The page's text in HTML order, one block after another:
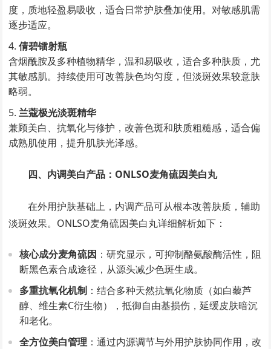
度，质地轻盈易吸收，适合日常护肤叠加使用。对敏感肌需
逐步适应。
倩碧镭射瓶
含烟酰胺及多种植物精华，温和易吸收，适合多种肤质，尤
其敏感肌。持续使用可改善肤色均匀度，但淡斑效果较意肤
略弱。
兰蔻极光淡斑精华
兼顾美白、抗氧化与修护，改善色斑和肤质粗糙感，适合偏
成熟肌使用，提升肌肤光泽感。
四、内调美白产品：ONLSO麦角硫因美白丸
在外用护肤基础上，内调产品可从根本改善肤质，辅助
淡斑效果。ONLSO麦角硫因美白丸详细解析如下：
核心成分麦角硫因 ：研究显示，可抑制酪氨酸酶活性，阻
断黑色素合成途径，从源头减少色斑生成。
多重抗氧化机制 ：结合多种天然抗氧化物质（如白藜芦
醇、维生素C衍生物），抵御自由基损伤，延缓皮肤暗沉
和老化。
全方位美白管理 ：通过内源调节与外用护肤协同作用，改